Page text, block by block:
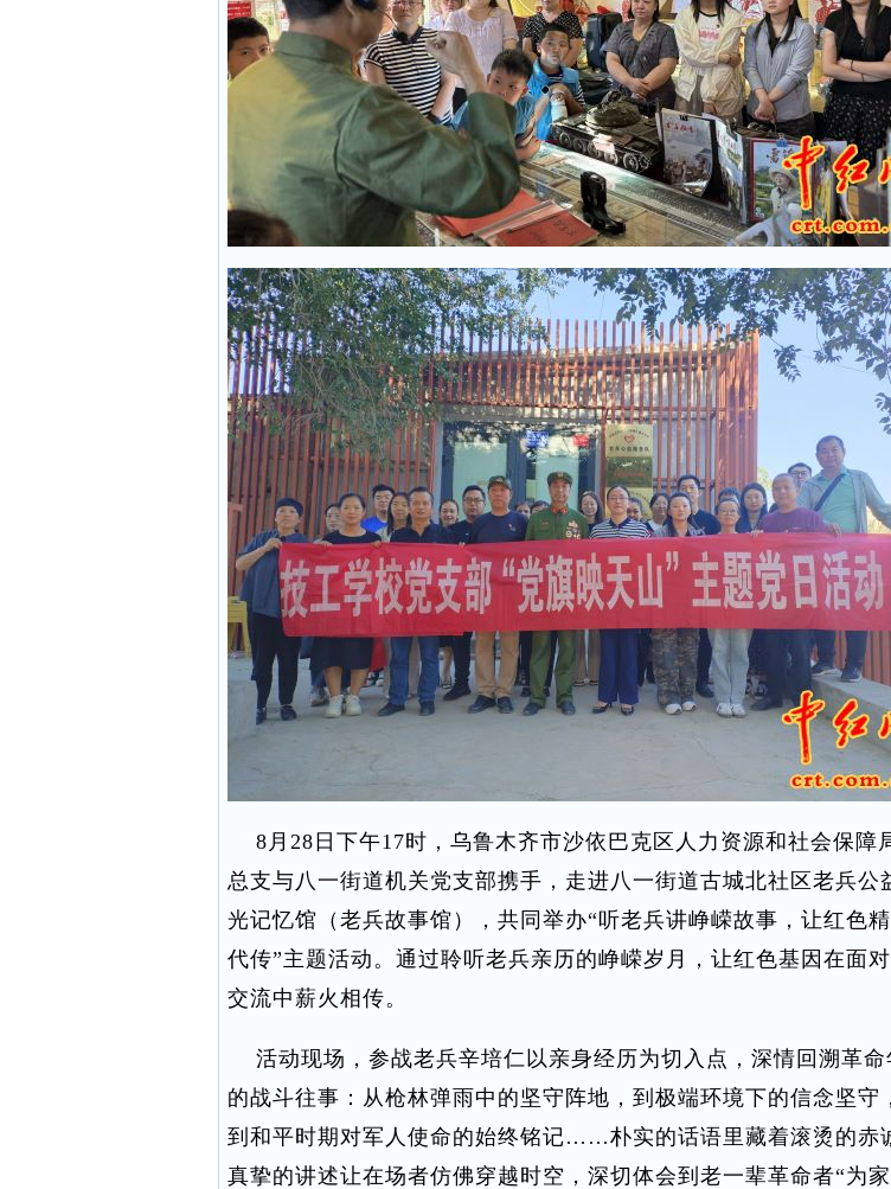
8月28日下午17时，乌鲁木齐市沙依巴克区人力资源和社会保障
总支与八一街道机关党支部携手，走进八一街道古城北社区老兵公
光记忆馆（老兵故事馆），共同举办“听老兵讲峥嵘故事，让红色
代传”主题活动。通过聆听老兵亲历的峥嵘岁月，让红色基因在面
交流中薪火相传。
活动现场，参战老兵辛培仁以亲身经历为切入点，深情回溯革命
的战斗往事：从枪林弹雨中的坚守阵地，到极端环境下的信念坚守
到和平时期对军人使命的始终铭记……朴实的话语里藏着滚烫的赤
真挚的讲述让在场者仿佛穿越时空，深切体会到老一辈革命者“为